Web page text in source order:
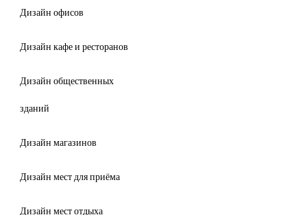
Дизайн офисов
Дизайн кафе и ресторанов
Дизайн общественных
зданий
Дизайн магазинов
Дизайн мест для приёма
Дизайн мест отдыха